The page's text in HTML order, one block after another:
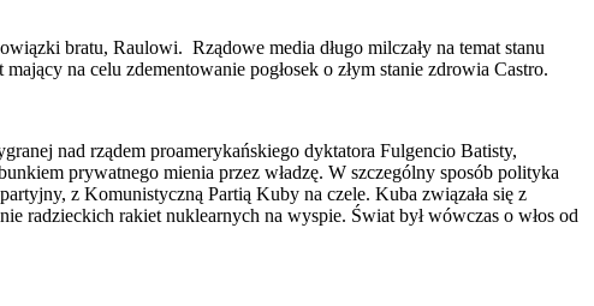
bratu, Raulowi. Rządowe media długo milczały na temat stanu
na celu zdementowanie pogłosek o złym stanie zdrowia Castro.
nad rządem proamerykańskiego dyktatora Fulgencio Batisty,
prywatnego mienia przez władzę. W szczególny sposób polityka
z Komunistyczną Partią Kuby na czele. Kuba związała się z
radzieckich rakiet nuklearnych na wyspie. Świat był wówczas o włos od